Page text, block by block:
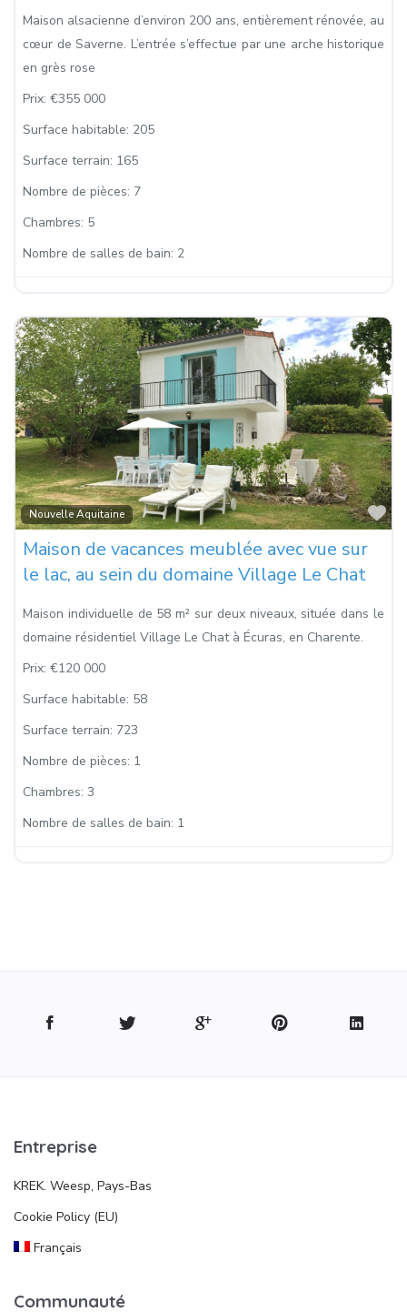
Maison alsacienne d’environ 200 ans, entièrement rénovée, au
cœur de Saverne. L’entrée s’effectue par une arche historique
en grès rose
Prix: €355 000
Surface habitable: 205
Surface terrain: 165
Nombre de pièces: 7
Chambres: 5
Nombre de salles de bain: 2
Nouvelle Aquitaine
Maison de vacances meublée avec vue sur
le lac, au sein du domaine Village Le Chat
Maison individuelle de 58 m² sur deux niveaux, située dans le
domaine résidentiel Village Le Chat à Écuras, en Charente.
Prix: €120 000
Surface habitable: 58
Surface terrain: 723
Nombre de pièces: 1
Chambres: 3
Nombre de salles de bain: 1
Entreprise
KREK. Weesp, Pays-Bas
Cookie Policy (EU)
Français
Communauté